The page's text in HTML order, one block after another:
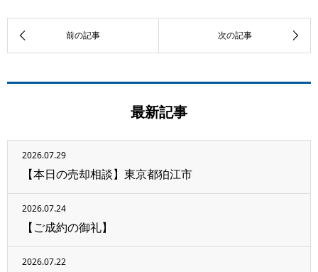
最新記事
2026.07.29
【本日の売却相談】東京都狛江市
2026.07.24
【ご成約の御礼】
2026.07.22